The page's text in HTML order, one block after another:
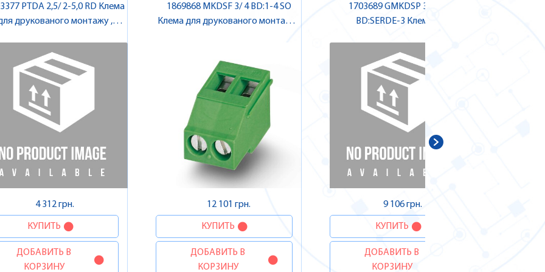
PTDA 2,5/ 2-5,0 RD Клема
друкованого монтажу ,
4 312 грн.
КУПИТЬ
ДОБАВИТЬ В
КОРЗИНУ
1869868 MKDSF 3/ 4 BD:1-4 SO
Клема для друкованого монтажу ,
12 101 грн.
КУПИТЬ
ДОБАВИТЬ В
КОРЗИНУ
1703689 GMKDSP 3/ 3-7,62
BD:SERDE-3 Клема для
Contact
9 106 грн.
КУПИТЬ
ДОБАВИТЬ В
КОРЗИНУ